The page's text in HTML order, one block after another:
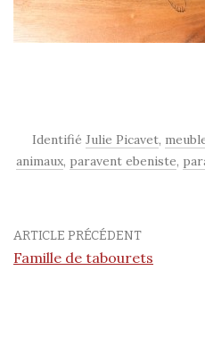
Identifié Julie Picavet,
animaux, paravent ebeniste,
ARTICLE PRÉCÉDENT
Famille de tabourets